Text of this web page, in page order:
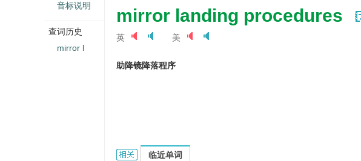
mirror landing procedures
英 美
助降镜降落程序
Mirror Landing Procedures的相关资料：
临近单词
音标说明
查词历史
mirror l